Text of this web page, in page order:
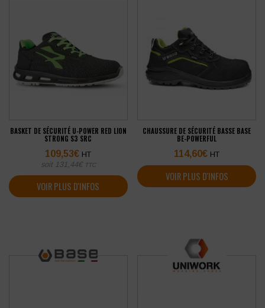
BASKET DE SÉCURITÉ U-POWER RED LION
STRONG S3 SRC
109,53€ HT
soit 131,44€ TTC
VOIR PLUS D'INFOS
CHAUSSURE DE SÉCURITÉ BASSE BASE
BE-POWERFUL
114,60€ HT
VOIR PLUS D'INFOS